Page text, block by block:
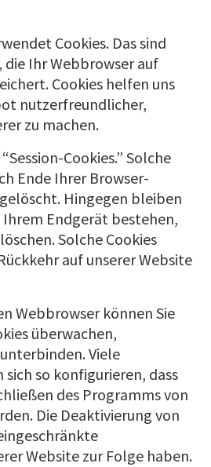
Cookies. Das sind
Ihr Webbrowser auf
Cookies helfen uns
nutzerfreundlicher,
zu machen.
Cookies.” Solche
Ende Ihrer Browser-
Hingegen bleiben
Ihrem Endgerät bestehen,
Solche Cookies
auf unserer Website
Webbrowser können Sie
überwachen,
Viele
sich so konfigurieren, dass
des Programms von
Die Deaktivierung von
Website zur Folge haben.